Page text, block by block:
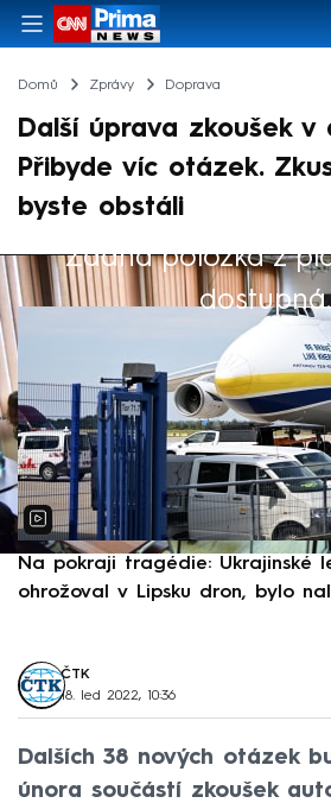
Domů Zprávy Doprava
Další úprava zkoušek v
Přibyde víc otázek.
byste obstáli
Žádná položka z
dostupná.
Výběr redakce
Na pokraji tragédie: Ukrajinské
ohrožoval v Lipsku dron, bylo
ČTK
18. led 2022, 10:36
Dalších 38 nových otázek
února součástí zkoušek